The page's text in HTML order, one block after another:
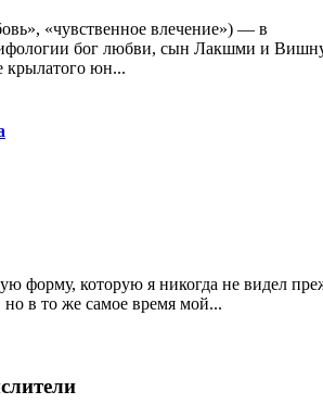
«чувственное влечение») — в
бог любви, сын Лакшми и
крылатого юн...
форму, которую я никогда не видел
в то же самое время мой...